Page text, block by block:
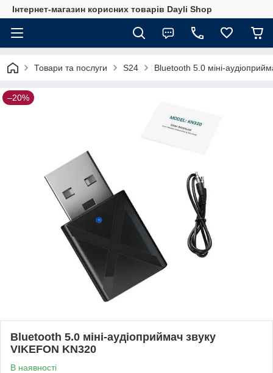
Інтернет-магазин корисних товарів Dayli Shop
Товари та послуги S24 Bluetooth 5.0 міні-
–20%
Bluetooth 5.0 міні-аудіоприймач звуку
VIKEFON KN320
В наявності